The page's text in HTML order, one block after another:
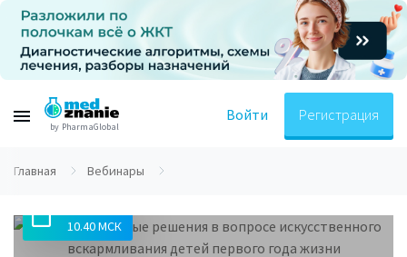
by PharmaGlobal
Войти Регистрация
Главная Вебинары
10.40 МСК